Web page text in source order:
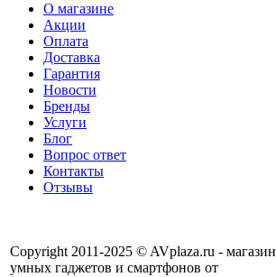
О магазине
Акции
Оплата
Доставка
Гарантия
Новости
Бренды
Услуги
Блог
Вопрос ответ
Контакты
Отзывы
Copyright 2011-2025 © AVplaza.ru - магазин
умных гаджетов и смартфонов от